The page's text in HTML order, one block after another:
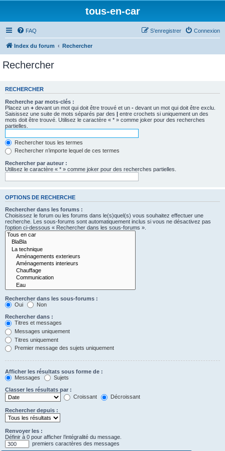
tous-en-car
FAQ Connexion
S’enregistrer
Index du forum Rechercher
Rechercher
RECHERCHER
Recherche par mots-clés :
Placez un + devant un mot qui doit être trouvé et un - devant un mot qui doit être exclu.
Saisissez une suite de mots séparés par des | entre crochets si uniquement un des
mots doit être trouvé. Utilisez le caractère « * » comme joker pour des recherches
partielles.
Rechercher tous les termes
Rechercher n’importe lequel de ces termes
Rechercher par auteur :
Utilisez le caractère « * » comme joker pour des recherches partielles.
OPTIONS DE RECHERCHE
Rechercher dans les forums :
Choisissez le forum ou les forums dans le(s)quel(s) vous souhaitez effectuer une
recherche. Les sous-forums sont automatiquement inclus si vous ne désactivez pas
l’option ci-dessous « Rechercher dans les sous-forums ».
Rechercher dans les sous-forums :
Oui
Non
Rechercher dans :
Titres et messages
Messages uniquement
Titres uniquement
Premier message des sujets uniquement
Afficher les résultats sous forme de :
Messages
Sujets
Classer les résultats par :
Croissant
Décroissant
Rechercher depuis :
Renvoyer les :
Définir à 0 pour afficher l’intégralité du message.
premiers caractères des messages